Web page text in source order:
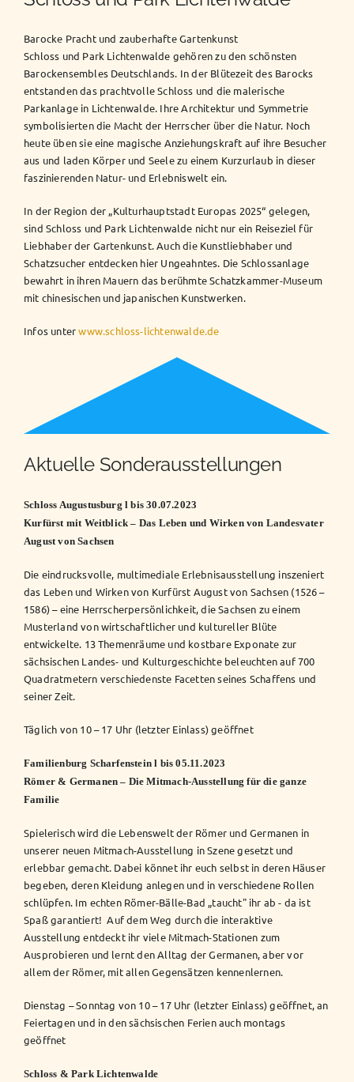
Barocke Pracht und zauberhafte Gartenkunst
Schloss und Park Lichtenwalde gehören zu den schönsten
Barockensembles Deutschlands. In der Blütezeit des Barocks
entstanden das prachtvolle Schloss und die malerische
Parkanlage in Lichtenwalde. Ihre Architektur und Symmetrie
symbolisierten die Macht der Herrscher über die Natur. Noch
heute üben sie eine magische Anziehungskraft auf ihre Besucher
aus und laden Körper und Seele zu einem Kurzurlaub in dieser
faszinierenden Natur- und Erlebniswelt ein.
In der Region der „Kulturhauptstadt Europas 2025“ gelegen,
sind Schloss und Park Lichtenwalde nicht nur ein Reiseziel für
Liebhaber der Gartenkunst. Auch die Kunstliebhaber und
Schatzsucher entdecken hier Ungeahntes. Die Schlossanlage
bewahrt in ihren Mauern das berühmte Schatzkammer-Museum
mit chinesischen und japanischen Kunstwerken.
Infos unterwww.schloss-lichtenwalde.de
Aktuelle Sonderausstellungen
Schloss Augustusburg l bis 30.07.2023
Kurfürst mit Weitblick – Das Leben und Wirken von Landesvater
August von Sachsen
Die eindrucksvolle, multimediale Erlebnisausstellung inszeniert
das Leben und Wirken von Kurfürst August von Sachsen (1526 –
1586) – eine Herrscherpersönlichkeit, die Sachsen zu einem
Musterland von wirtschaftlicher und kultureller Blüte
entwickelte. 13 Themenräume und kostbare Exponate zur
sächsischen Landes- und Kulturgeschichte beleuchten auf 700
Quadratmetern verschiedenste Facetten seines Schaffens und
seiner Zeit.
Täglich von 10 – 17 Uhr (letzter Einlass) geöffnet
Familienburg Scharfenstein l bis 05.11.2023
Römer & Germanen – Die Mitmach-Ausstellung für die ganze
Familie
Spielerisch wird die Lebenswelt der Römer und Germanen in
unserer neuen Mitmach-Ausstellung in Szene gesetzt und
erlebbar gemacht. Dabei könnet ihr euch selbst in deren Häuser
begeben, deren Kleidung anlegen und in verschiedene Rollen
schlüpfen. Im echten Römer-Bälle-Bad „taucht" ihr ab - da ist
Spaß garantiert! Auf dem Weg durch die interaktive
Ausstellung entdeckt ihr viele Mitmach-Stationen zum
Ausprobieren und lernt den Alltag der Germanen, aber vor
allem der Römer, mit allen Gegensätzen kennenlernen.
Dienstag – Sonntag von 10 – 17 Uhr (letzter Einlass) geöffnet, an
Feiertagen und in den sächsischen Ferien auch montags
geöffnet
Schloss & Park Lichtenwalde